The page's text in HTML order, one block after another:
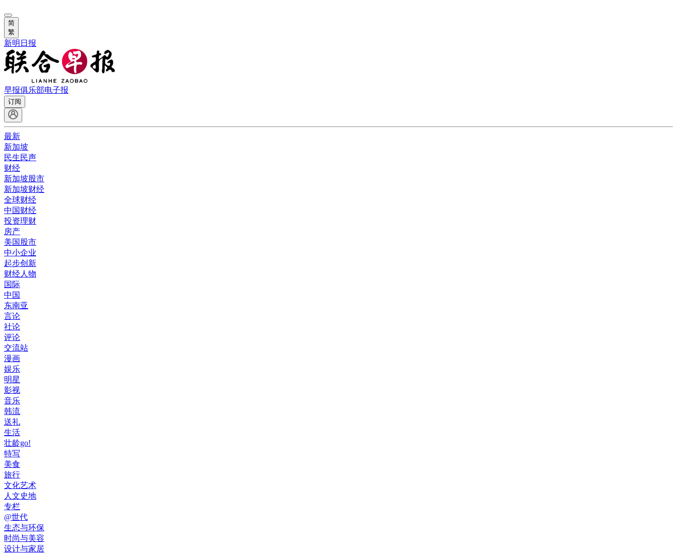
简
繁
新明日报
早报俱乐部电子报
订阅
最新
新加坡
民生民声
财经
新加坡股市
新加坡财经
全球财经
中国财经
投资理财
房产
美国股市
中小企业
起步创新
财经人物
国际
中国
东南亚
言论
社论
评论
交流站
漫画
娱乐
明星
影视
音乐
韩流
送礼
生活
壮龄go!
特写
美食
旅行
文化艺术
人文史地
专栏
@世代
生态与环保
时尚与美容
设计与家居